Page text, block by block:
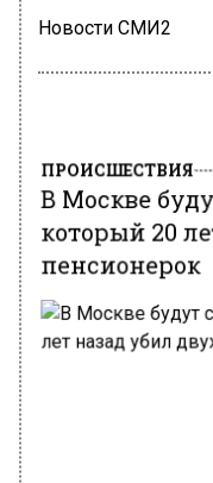
Новости СМИ2
В Москве
который 20
пенсионерок